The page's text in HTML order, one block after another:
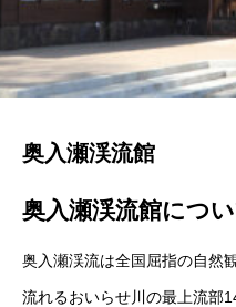
奥入瀬渓流館
奥入瀬渓流館につ
奥入瀬渓流は全国屈指の自然
流れるおいらせ川の最上流部